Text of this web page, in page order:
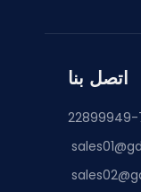
اتصل بنا